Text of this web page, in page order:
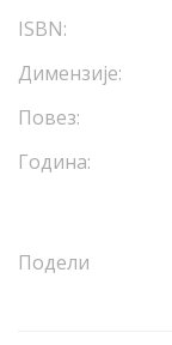
ISBN:
Димензије:
Повез:
Година:
Подели